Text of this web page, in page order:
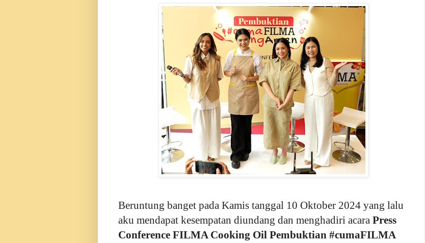
Beruntung banget pada Kamis tanggal 10 Oktober 2024 yang lalu
aku mendapat kesempatan diundang dan menghadiri acara Press
Conference FILMA Cooking Oil Pembuktian #cumaFILMA